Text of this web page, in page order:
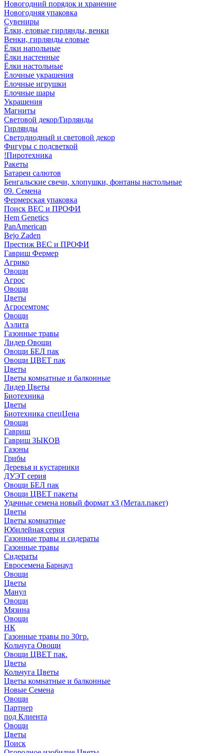
Новогодний порядок и хранение
Новогодняя упаковка
Сувениры
Ёлки, еловые гирлянды, венки
Венки, гирлянды еловые
Ёлки напольные
Ёлки настенные
Ёлки настольные
Ёлочные украшения
Ёлочные игрушки
Елочные шары
Украшения
Магниты
Световой декор/Гирлянды
Гирлянды
Светодиодный и световой декор
Фигуры с подсветкой
!Пиротехника
Ракеты
Батареи салютов
Бенгальские свечи, хлопушки, фонтаны настольные
09. Семена
Фермерская упаковка
Поиск ВЕС и ПРОФИ
Hem Genetics
PanAmerican
Bejo Zaden
Престиж ВЕС и ПРОФИ
Гавриш Фермер
Агрико
Овощи
Агрос
Овощи
Цветы
Агросемтомс
Овощи
Аэлита
Газонные травы
Лидер Овощи
Овощи БЕЛ пак
Овощи ЦВЕТ пак
Цветы
Цветы комнатные и балконные
Лидер Цветы
Биотехника
Цветы
Биотехника спецЦена
Овощи
Гавриш
Гавриш ЗЫКОВ
Газоны
Грибы
Деревья и кустарники
ДУЭТ серия
Овощи БЕЛ пак
Овощи ЦВЕТ пакеты
Удачные семена новый формат х3 (Метал.пакет)
Цветы
Цветы комнатные
Юбилейная серия
Газонные травы и сидераты
Газонные травы
Сидераты
Евросемена Барнаул
Овощи
Цветы
Манул
Овощи
Мязина
Овощи
НК
Газонные травы по 30гр.
Кольчуга Овощи
Овощи ЦВЕТ пак.
Цветы
Кольчуга Цветы
Цветы комнатные и балконные
Новые Семена
Овощи
Партнер
под Клиента
Овощи
Цветы
Поиск